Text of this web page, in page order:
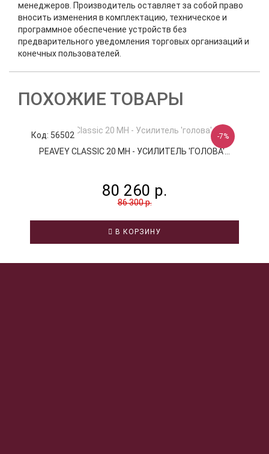
менеджеров. Производитель оставляет за собой право
вносить изменения в комплектацию, техническое и
программное обеспечение устройств без
предварительного уведомления торговых организаций и
конечных пользователей.
ПОХОЖИЕ ТОВАРЫ
Код: 56502 -7%
PEAVEY CLASSIC 20 MH - УСИЛИТЕЛЬ 'ГОЛОВА'...
80 260 р.
86 300 р.
В КОРЗИНУ